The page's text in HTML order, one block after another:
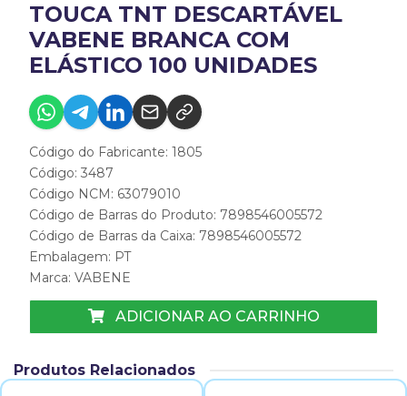
TOUCA TNT DESCARTÁVEL
VABENE BRANCA COM
ELÁSTICO 100 UNIDADES
Código do Fabricante: 1805
Código: 3487
Código NCM: 63079010
Código de Barras do Produto: 7898546005572
Código de Barras da Caixa: 7898546005572
Embalagem: PT
Marca: VABENE
ADICIONAR AO CARRINHO
Produtos Relacionados